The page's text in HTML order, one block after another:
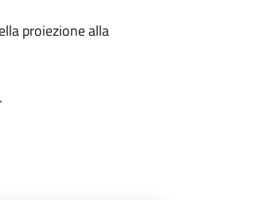
proiezione alla